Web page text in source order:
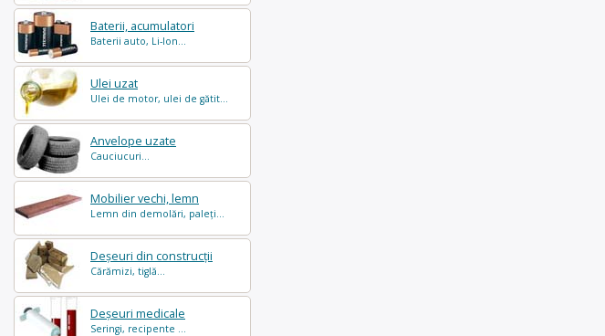
Baterii, acumulatori
Baterii auto, Li-Ion...
Ulei uzat
Ulei de motor, ulei de gătit...
Anvelope uzate
Cauciucuri...
Mobilier vechi, lemn
Lemn din demolări, paleți...
Deșeuri din construcții
Cărămizi, tiglă...
Deșeuri medicale
Seringi, recipente ...